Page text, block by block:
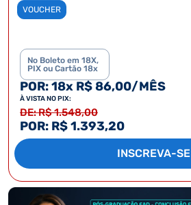
VOUCHER
No Boleto em 18X,
PIX ou Cartão 18x
POR: 18x R$ 86,00/MÊS
À VISTA NO PIX:
DE: R$ 1.548,00
POR: R$ 1.393,20
INSCREVA-SE